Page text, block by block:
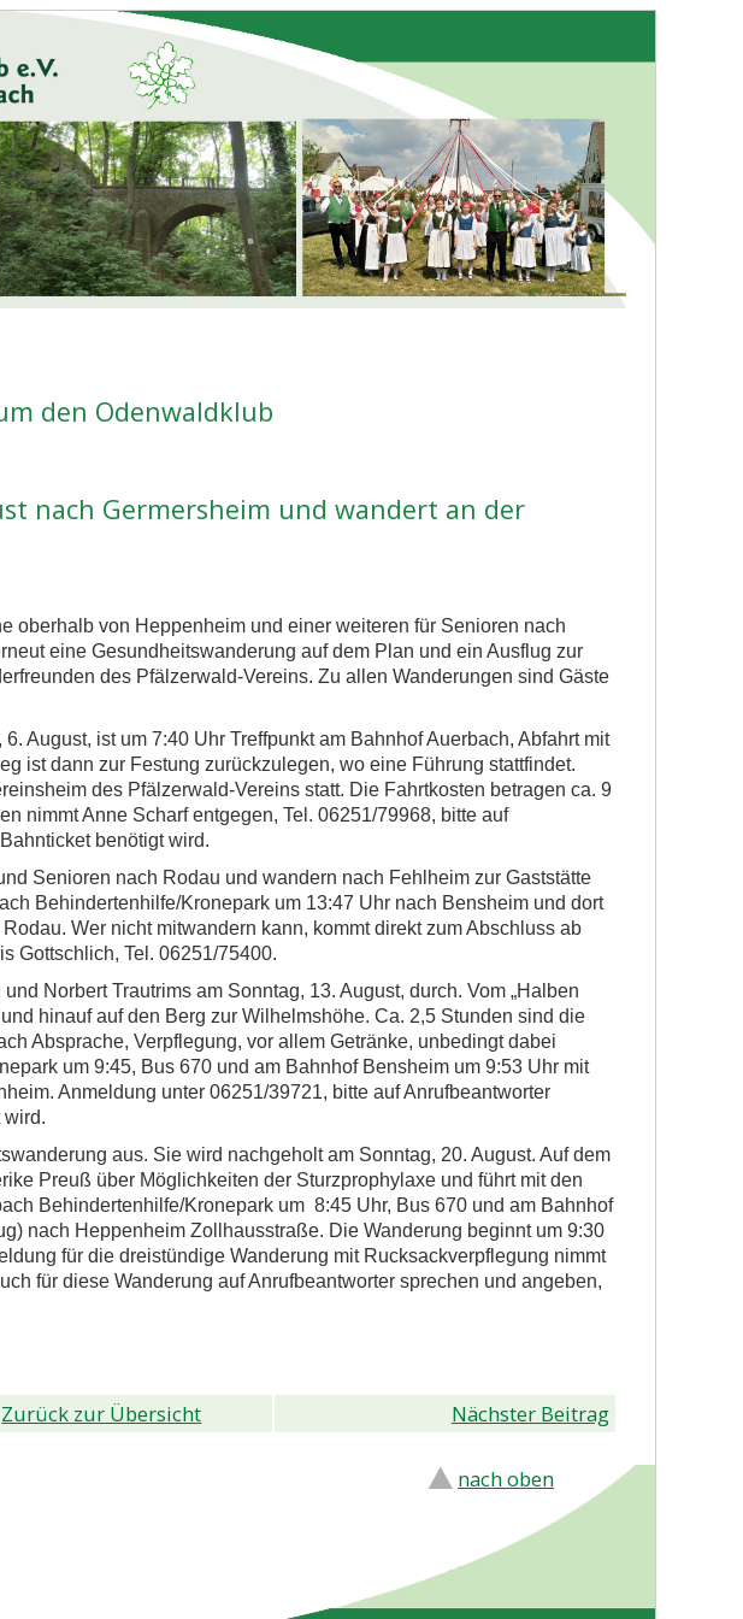
den Odenwaldklub
nach Germersheim und wandert an der
oberhalb von Heppenheim und einer weiteren für Senioren nach
eine Gesundheitswanderung auf dem Plan und ein Ausflug zur
des Pfälzerwald-Vereins. Zu allen Wanderungen sind Gäste
August, ist um 7:40 Uhr Treffpunkt am Bahnhof Auerbach, Abfahrt mit
ist dann zur Festung zurückzulegen, wo eine Führung stattfindet.
des Pfälzerwald-Vereins statt. Die Fahrtkosten betragen ca. 9
nimmt Anne Scharf entgegen, Tel. 06251/79968, bitte auf
benötigt wird.
Senioren nach Rodau und wandern nach Fehlheim zur Gaststätte
Behindertenhilfe/Kronepark um 13:47 Uhr nach Bensheim und dort
Wer nicht mitwandern kann, kommt direkt zum Abschluss ab
Gottschlich, Tel. 06251/75400.
Norbert Trautrims am Sonntag, 13. August, durch. Vom „Halben
hinauf auf den Berg zur Wilhelmshöhe. Ca. 2,5 Stunden sind die
Absprache, Verpflegung, vor allem Getränke, unbedingt dabei
um 9:45, Bus 670 und am Bahnhof Bensheim um 9:53 Uhr mit
Anmeldung unter 06251/39721, bitte auf Anrufbeantworter
wird.
aus. Sie wird nachgeholt am Sonntag, 20. August. Auf dem
Preuß über Möglichkeiten der Sturzprophylaxe und führt mit den
Behindertenhilfe/Kronepark um 8:45 Uhr, Bus 670 und am Bahnhof
nach Heppenheim Zollhausstraße. Die Wanderung beginnt um 9:30
für die dreistündige Wanderung mit Rucksackverpflegung nimmt
für diese Wanderung auf Anrufbeantworter sprechen und angeben,
Zurück zur Übersicht Nächster Beitrag
nach oben